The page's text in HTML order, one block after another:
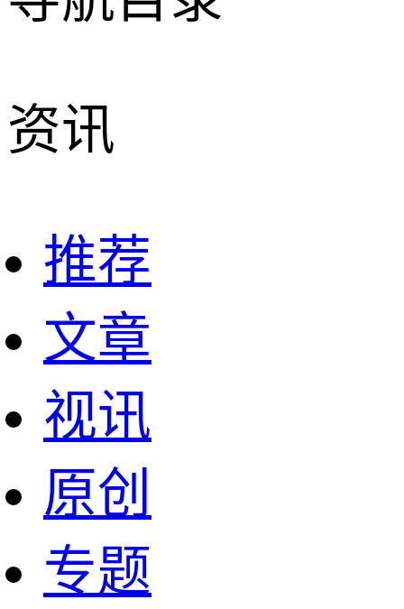
资讯
推荐
文章
视讯
原创
专题